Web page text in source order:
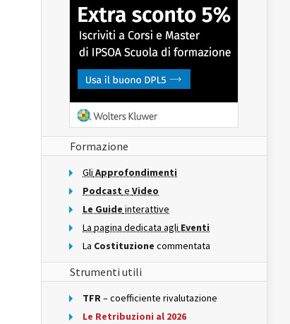
Formazione
Gli Approfondimenti
Podcast e Video
Le Guide interattive
La pagina dedicata agli Eventi
La Costituzione commentata
Strumenti utili
TFR– coefficiente rivalutazione
Le Retribuzioni al 2026